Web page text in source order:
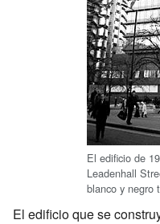
El edificio de
Leadenhall
blanco y negro
El edificio que se